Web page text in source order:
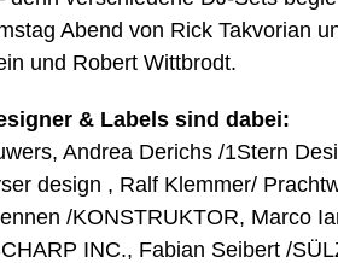
Abend von Rick Takvorian
und Robert Wittbrodt.
& Labels sind dabei:
Andrea Derichs /1Stern
design , Ralf Klemmer/
/KONSTRUKTOR, Marco
INC., Fabian Seibert /